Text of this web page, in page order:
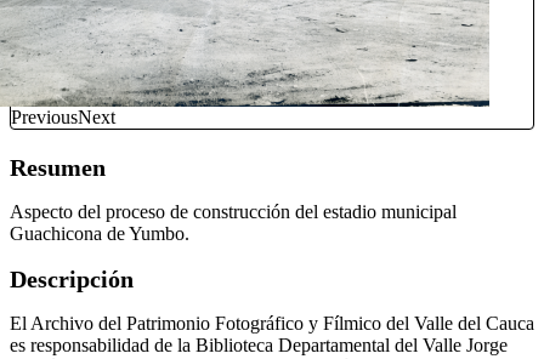
PreviousNext
Resumen
Aspecto del proceso de construcción del estadio municipal
Guachicona de Yumbo.
Descripción
El Archivo del Patrimonio Fotográfico y Fílmico del Valle del Cauca
es responsabilidad de la Biblioteca Departamental del Valle Jorge